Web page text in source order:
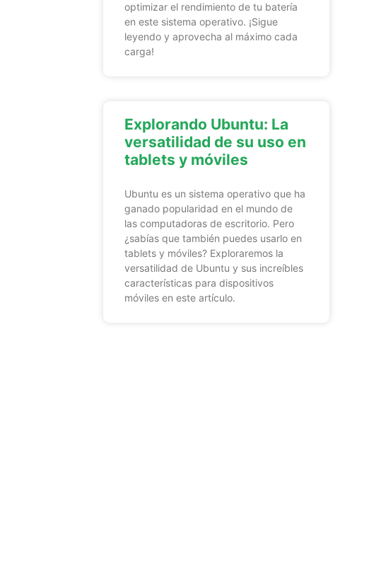
optimizar el rendimiento de tu batería
en este sistema operativo. ¡Sigue
leyendo y aprovecha al máximo cada
carga!
Explorando Ubuntu: La
versatilidad de su uso en
tablets y móviles
Ubuntu es un sistema operativo que ha
ganado popularidad en el mundo de
las computadoras de escritorio. Pero
¿sabías que también puedes usarlo en
tablets y móviles? Exploraremos la
versatilidad de Ubuntu y sus increíbles
características para dispositivos
móviles en este artículo.